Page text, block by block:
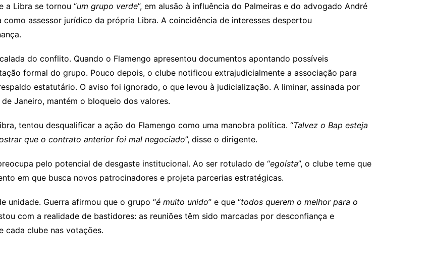
a Libra se tornou “um grupo verde”, em alusão à influência do Palmeiras e do advogado André
assessor jurídico da própria Libra. A coincidência de interesses despertou
do conflito. Quando o Flamengo apresentou documentos apontando possíveis
formal do grupo. Pouco depois, o clube notificou extrajudicialmente a associação para
estatutário. O aviso foi ignorado, o que levou à judicialização. A liminar, assinada por
Janeiro, mantém o bloqueio dos valores.
tentou desqualificar a ação do Flamengo como uma manobra política. “Talvez o Bap esteja
que o contrato anterior foi mal negociado”, disse o dirigente.
pelo potencial de desgaste institucional. Ao ser rotulado de “egoísta”, o clube teme que
em que busca novos patrocinadores e projeta parcerias estratégicas.
unidade. Guerra afirmou que o grupo “é muito unido” e que “todos querem o melhor para o
com a realidade de bastidores: as reuniões têm sido marcadas por desconfiança e
cada clube nas votações.